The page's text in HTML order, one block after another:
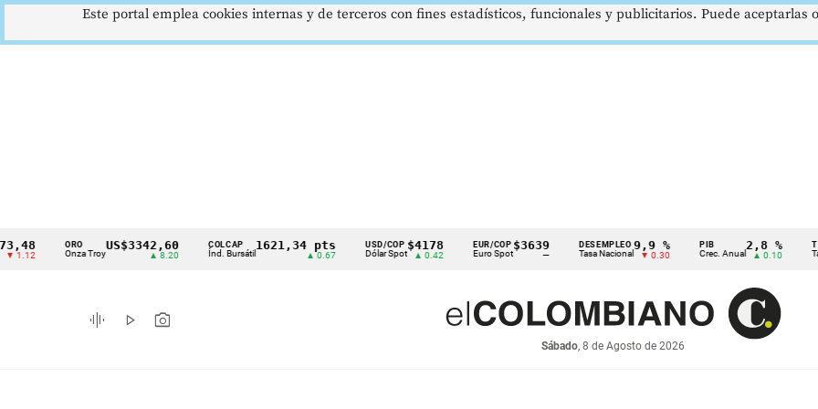
Cintillo
indicadores
económicos
ORO
Onza Troy
US$3342,60 COLCAP
Índ. Bursátil
1621,34 pts USD/COP
Dólar Spot
$4178
▲ 0.42
EUR/COP
Euro Spot
$3639
—
DESEMPLEO
Tasa Nacional
9,9 %
▼ 0.30
PIB
Crec. Anual
2,8 %
▲ 0.10
TRM
Tasa Rep.
graphic_eq play_arrow photo_camera
Sábado, 8 de Agosto de 2026
Este portal emplea cookies internas y de terceros con fines estadísticos, funcionales y publicitarios. Puede aceptarlas